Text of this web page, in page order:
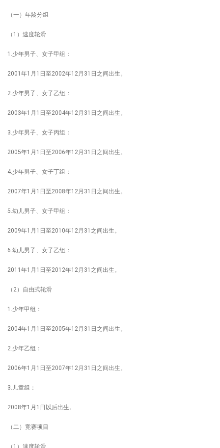
（一）年龄分组
（1）速度轮滑
1.少年男子、女子甲组：
2001年1月1日至2002年12月31日之间出生。
2.少年男子、女子乙组：
2003年1月1日至2004年12月31日之间出生。
3.少年男子、女子丙组：
2005年1月1日至2006年12月31日之间出生。
4.少年男子、女子丁组：
2007年1月1日至2008年12月31日之间出生。
5.幼儿男子、女子甲组：
2009年1月1日至2010年12月31之间出生。
6.幼儿男子、女子乙组：
2011年1月1日至2012年12月31之间出生。
（2）自由式轮滑
1.少年甲组：
2004年1月1日至2005年12月31日之间出生。
2.少年乙组：
2006年1月1日至2007年12月31日之间出生。
3.儿童组：
2008年1月1日以后出生。
（二）竞赛项目
（1）速度轮滑